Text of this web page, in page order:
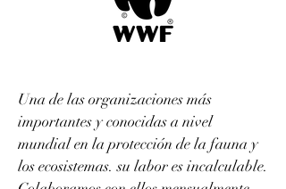
Una de las organizaciones más
importantes y conocidas a nivel
mundial en la protección de la fauna y
los ecosistemas. su labor es incalculable.